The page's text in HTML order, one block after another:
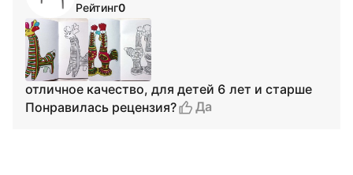
Рейтинг0
отличное качество, для детей 6 лет и старше
Понравилась рецензия?
Да